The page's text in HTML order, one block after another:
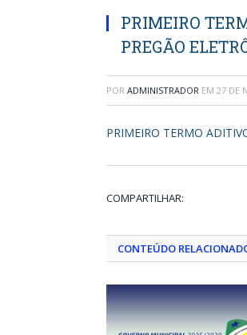
PRIMEIRO
PREGÃO
POR ADMINISTRADOR EM 27 DE
PRIMEIRO TERMO
COMPARTILHAR:
CONTEÚDO